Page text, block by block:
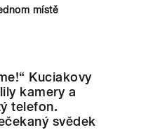
místě
Kuciakovy
kamery a
telefon.
svědek